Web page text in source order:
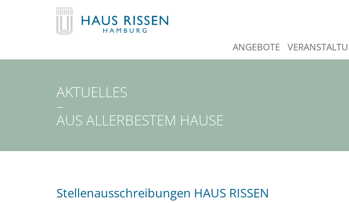
ANGEBOTE
AKTUELLES
–
AUS ALLERBESTEM HAUSE
Stellenausschreibungen HAUS RISSEN